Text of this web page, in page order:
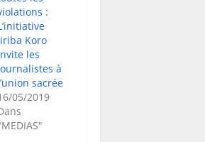
:
Koro
les
à
sacrée
05/2019